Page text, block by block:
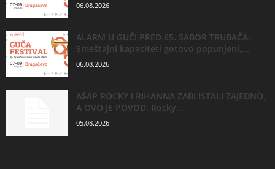
06.08.2026
ALARM U GUČI PRED 65. SABOR TRUBAČA:
Smeštajni kapaciteti gotovo popunjeni,...
06.08.2026
A$AP ROCKY I RIHANNA ZABLISTALI ZAJEDNO,
A OVO JE POVOD: Rocky...
05.08.2026